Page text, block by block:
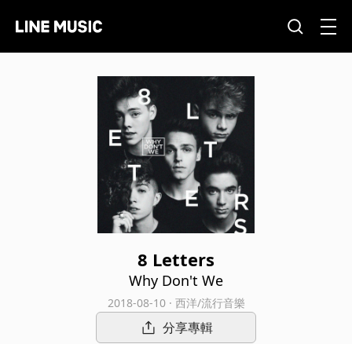
8 Letters
Why Don't We
2018-08-10 · 西洋/流行音樂
分享專輯